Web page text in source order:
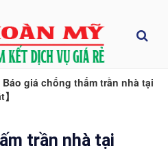
Báo giá chống thấm trần nhà tại
trần nhà tại